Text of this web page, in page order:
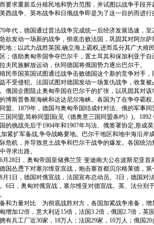
要求重新瓜分殖民地和势力范围，并试图以战争手段
西战争、英布战争和日俄战争即是为了这一目的而进
代，德国通过普法战争完成统一后经济发展迅速，至
欲发动一场新的战争，彻底击败法国，巩固其对阿尔
地；以武力战胜英国,确立海上霸权,进而瓜分其广大殖
；借助奥匈帝国争夺巴尔干，置土耳其和保加利亚于
夫民族解放运动，伙同德国将俄国势力逐出巴尔干。
帝国英国试图通过战争击败德国这个新的竞争对手，
不受侵犯。法国试图对德国发动一场复仇战争，收复
俄国企图阻止奥匈帝国在巴尔干的扩张，以巩固其对
博斯普鲁斯海峡和达达尼尔海峡。各国为了在争夺霸
盟。1879年，德国与奥匈帝国结成针对法、俄的军事
国同盟,简称同盟国(见《德奥意三国同盟条约》)。
的挑战先后于1904年和1907年与法、俄签署协定,形成
紧扩军备战,争夺战略要地。巴尔干地区和地中海沿岸
危机，并导致意土战争和巴尔干战争的爆发。各国统
寻求出路。
28日，奥匈帝国皇储弗兰茨·斐迪南大公在波斯尼亚首
国怂恿下对塞尔维亚宣战，炮击塞首都贝尔格莱德，
月1日，德国对俄宣战，法国宣布总动员。3日，德国对
6日，奥匈对俄宣战，塞尔维亚对德宣战。英、法分别
力量对比 为彻底战胜对方，各国加紧战争准备，增加
增加12倍，意大利近15倍，法国3.2倍，俄国2.7倍，英
有兵工厂近30家，18万人；法国29家，10万人；俄国